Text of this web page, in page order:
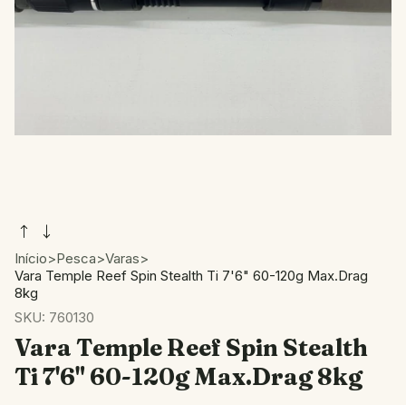
Início>Pesca>Varas>
Vara Temple Reef Spin Stealth Ti 7'6" 60-120g Max.Drag
8kg
SKU: 760130
Vara Temple Reef Spin Stealth
Ti 7'6" 60-120g Max.Drag 8kg